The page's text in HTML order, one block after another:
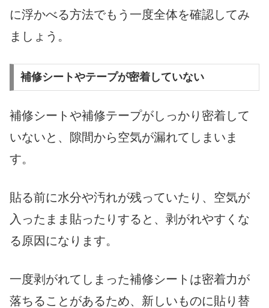
に浮かべる方法でもう一度全体を確認してみ
ましょう。
補修シートやテープが密着していない
補修シートや補修テープがしっかり密着して
いないと、隙間から空気が漏れてしまいま
す。
貼る前に水分や汚れが残っていたり、空気が
入ったまま貼ったりすると、剥がれやすくな
る原因になります。
一度剥がれてしまった補修シートは密着力が
落ちることがあるため、新しいものに貼り替